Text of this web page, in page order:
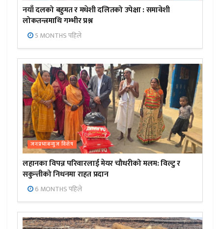
नयाँ दलको बहुमत र मधेशी दलितको उपेक्षा : समावेशी
लोकतन्त्रमाथि गम्भीर प्रश्न
5 MONTHS पहिले
जनप्रभाबन्युज विशेष
लहानका विपन्न परिवारलाई मेयर चौधरीको मलम: विल्टु र
सकुन्तीको निधनमा राहत प्रदान
6 MONTHS पहिले